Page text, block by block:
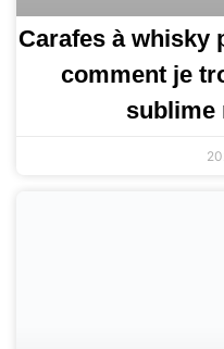
Carafes à whisky
comment je
sublime